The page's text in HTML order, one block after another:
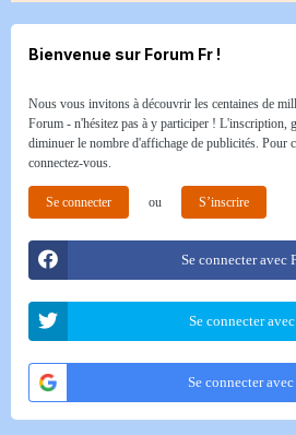
Bienvenue sur Forum Fr !
Nous vous invitons à découvrir les centaines de
Forum - n'hésitez pas à y participer ! L'inscription,
diminuer le nombre d'affichage de publicités. Pour
connectez-vous.
Se connecter ou S’inscrire
Se connecter avec
Se connecter
Se connecter